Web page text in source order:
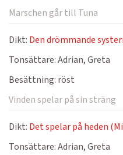
Marschen går till Tuna
Dikt: Den drömmande
Tonsättare:Adrian, Greta
Besättning: röst
Vinden spelar på sin sträng
Dikt: Det spelar på heden
Tonsättare:Adrian, Greta